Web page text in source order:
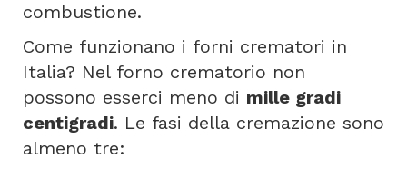
combustione.
Come funzionano i forni crematori in
Italia? Nel forno crematorio non
possono esserci meno di mille gradi
centigradi. Le fasi della cremazione sono
almeno tre: